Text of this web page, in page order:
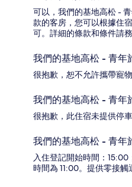
可以，我們的基地高松 -
款的客房，您可以根據住
可。詳細的條款和條件請
我們的基地高松 - 青年
很抱歉，恕不允許攜帶寵物
我們的基地高松 - 青年
很抱歉，此住宿未提供停
我們的基地高松 - 青年
入住登記開始時間：
時間為 11:00。提供零接觸